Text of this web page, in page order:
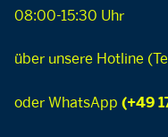
08:00-15:30 Uhr
über unsere Hotline
oder WhatsApp (+49